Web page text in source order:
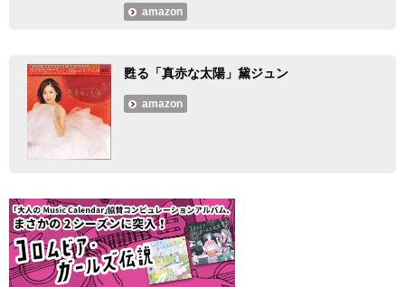
amazon
甦る「真赤な太陽」黛ジュン
amazon